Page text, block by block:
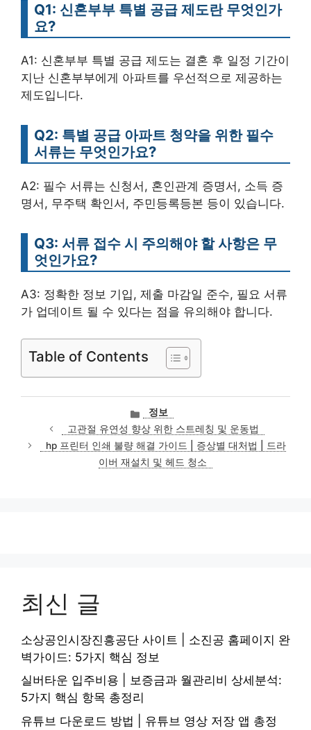
Q1: 신혼부부 특별 공급 제도란 무엇인가
요?
A1: 신혼부부 특별 공급 제도는 결혼 후 일정 기간이
지난 신혼부부에게 아파트를 우선적으로 제공하는
제도입니다.
Q2: 특별 공급 아파트 청약을 위한 필수
서류는 무엇인가요?
A2: 필수 서류는 신청서, 혼인관계 증명서, 소득 증
명서, 무주택 확인서, 주민등록등본 등이 있습니다.
Q3: 서류 접수 시 주의해야 할 사항은 무
엇인가요?
A3: 정확한 정보 기입, 제출 마감일 준수, 필요 서류
가 업데이트 될 수 있다는 점을 유의해야 합니다.
Table of Contents
카
테
고
리
정보
고관절 유연성 향상 위한 스트레칭 및 운동법
hp 프린터 인쇄 불량 해결 가이드 | 증상별 대처법 | 드라
이버 재설치 및 헤드 청소
최신 글
소상공인시장진흥공단 사이트 | 소진공 홈페이지 완
벽가이드: 5가지 핵심 정보
실버타운 입주비용 | 보증금과 월관리비 상세분석:
5가지 핵심 항목 총정리
유튜브 다운로드 방법 | 유튜브 영상 저장 앱 총정